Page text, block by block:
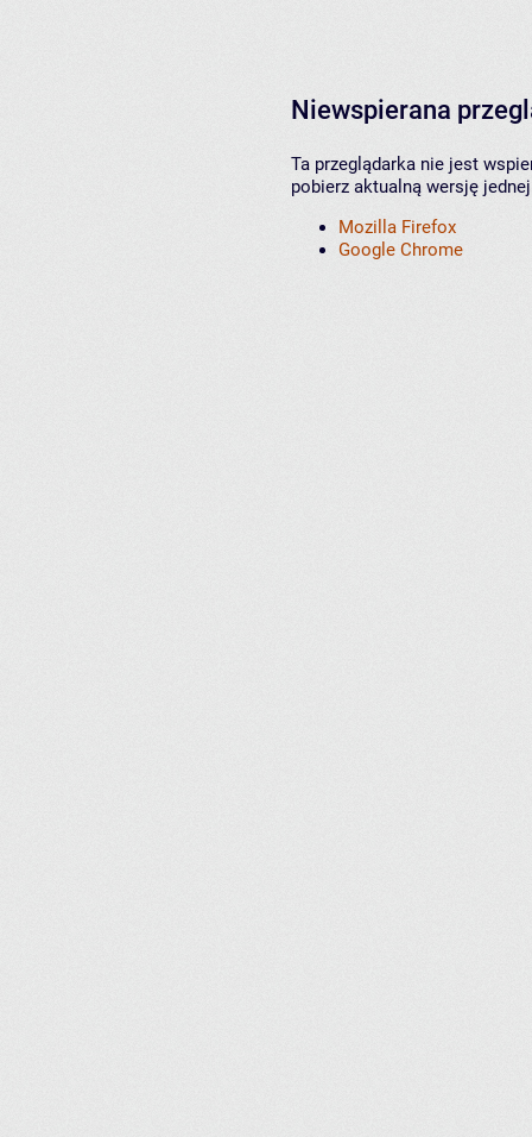
Niewspierana
Ta przeglądarka nie jest
pobierz aktualną wersję
Mozilla Firefox
Google Chrome